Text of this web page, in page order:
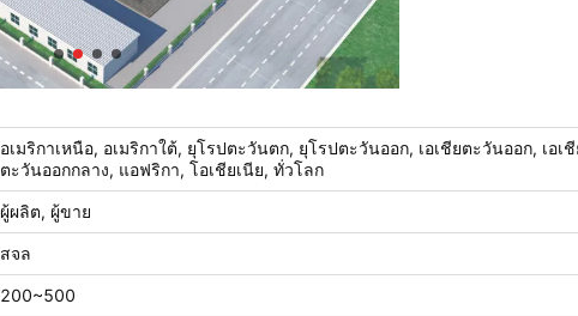
อเมริกาเหนือ, อเมริกาใต้, ยุโรปตะวันตก, ยุโรปตะวันออก, เอเชียตะวันออก, เอเ
ตะวันออกกลาง, แอฟริกา, โอเชียเนีย, ทั่วโลก
ผู้ผลิต, ผู้ขาย
สจล
200~500